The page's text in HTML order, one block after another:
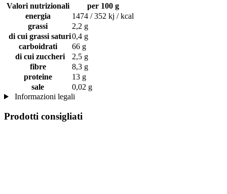
Valori nutrizionali
per 100 g
energia
1474 / 352 kj / kcal
grassi
2,2 g
di cui grassi saturi0,4 g
carboidrati
66 g
di cui zuccheri
2,5 g
fibre
8,3 g
proteine
13 g
sale
0,02 g
Informazioni legali
Prodotti consigliati